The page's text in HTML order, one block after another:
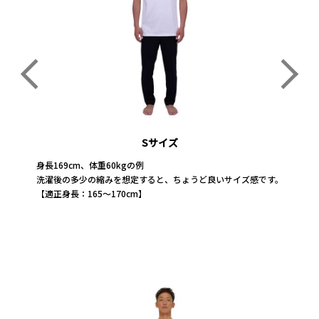
Sサイズ
身長169cm、体重60kgの例
洗濯後の多少の縮みを想定すると、ちょうど良いサイズ感です。
【適正身長：165～170cm】
Sサイズ
身長169cm、体重60kgの例
洗濯後の多少の縮みを想定すると、ちょうど良いサイズ感です。
【適正身長：165～170cm】
Sサイズ
身長169cm、体重60kgの例
洗濯後の多少の縮みを想定すると、ちょうど良いサイズ感です。
【適正身長：165～170cm】
Sサイズ
身長151cmの例
洗濯後の多少の縮みを想定しても、かなりのオーバーサイズ感があり
ます。
Sサイズ
身長151cmの例
洗濯後の多少の縮みを想定しても、かなりのオーバーサイズ感があり
ます。
Sサイズ
身長151cmの例
洗濯後の多少の縮みを想定しても、かなりのオーバーサイズ感があり
ます。
Sサイズ
身長160cmの例
洗濯後の多少の縮みを想定しても、ややオーバーサイズ感がありま
す。
Sサイズ
身長160cmの例
洗濯後の多少の縮みを想定しても、ややオーバーサイズ感がありま
す。
Sサイズ
身長160cmの例
洗濯後の多少の縮みを想定しても、ややオーバーサイズ感がありま
す。